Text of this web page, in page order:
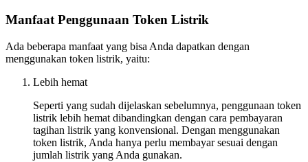
Manfaat Penggunaan Token Listrik
Ada beberapa manfaat yang bisa Anda dapatkan dengan
menggunakan token listrik, yaitu:
Lebih hemat
Seperti yang sudah dijelaskan sebelumnya, penggunaan token
listrik lebih hemat dibandingkan dengan cara pembayaran
tagihan listrik yang konvensional. Dengan menggunakan
token listrik, Anda hanya perlu membayar sesuai dengan
jumlah listrik yang Anda gunakan.